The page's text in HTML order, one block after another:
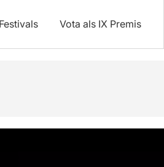
Festivals Vota als IX Premis